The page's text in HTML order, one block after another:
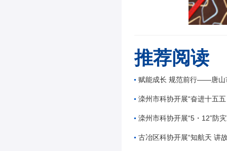
推荐阅读
赋能成长 规范前行——唐山市公路学会举办公路工
滦州市科协开展“奋进十五五 科技谱新篇”全国
滦州市科协开展“5・12”防灾减
古冶区科协开展“知航天 讲故事 逐星辰——中国